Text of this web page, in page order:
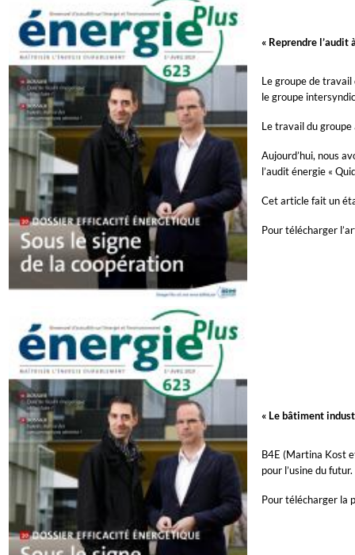
« Reprendre l’audit
Le groupe de
le groupe
Le travail du
Aujourd’hui, nous
l’audit énergie «
Cet article fait un
Pour télécharger
« Le bâtiment
B4E (Martina Kost
pour l’usine du
Pour télécharger la